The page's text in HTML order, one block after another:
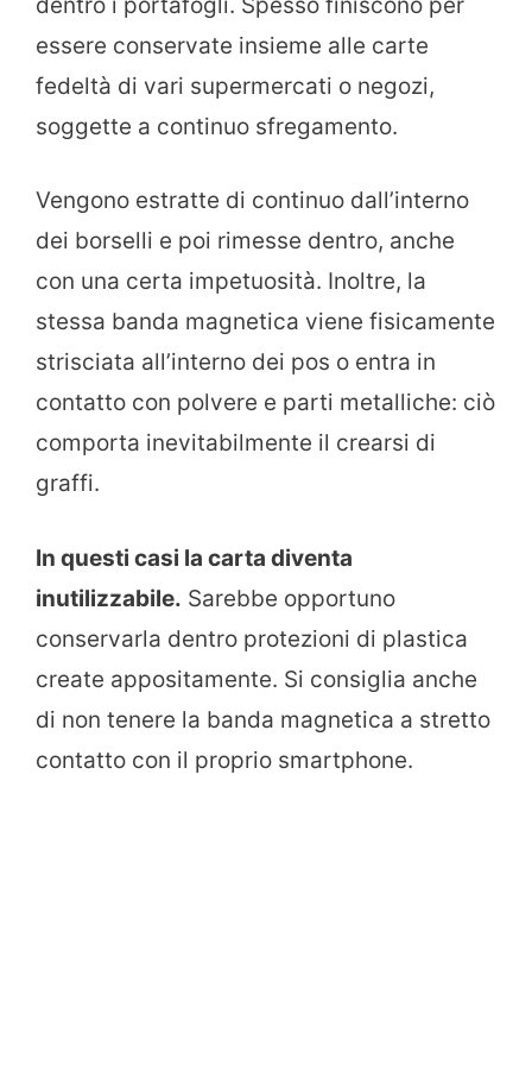
essere conservate insieme alle carte
fedeltà di vari supermercati o negozi,
soggette a continuo sfregamento.
Vengono estratte di continuo dall’interno
dei borselli e poi rimesse dentro, anche
con una certa impetuosità. Inoltre, la
stessa banda magnetica viene fisicamente
strisciata all’interno dei pos o entra in
contatto con polvere e parti metalliche: ciò
comporta inevitabilmente il crearsi di
graffi.
In questi casi la carta diventa
inutilizzabile. Sarebbe opportuno
conservarla dentro protezioni di plastica
create appositamente. Si consiglia anche
di non tenere la banda magnetica a stretto
contatto con il proprio smartphone.